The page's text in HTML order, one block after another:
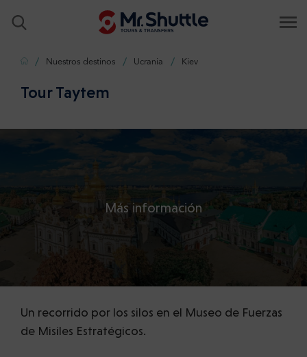
InicioNuestros destinos Ucrania Kiev
Tour Taytem
Más información
Un recorrido por los silos en el Museo de Fuerzas
de Misiles Estratégicos.